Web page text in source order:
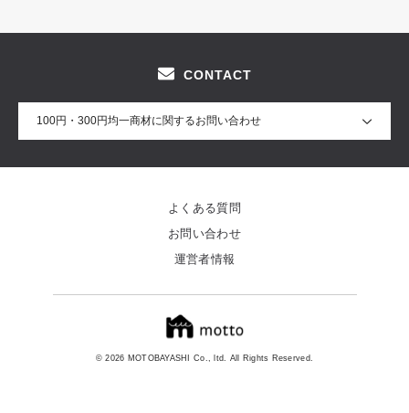
CONTACT
100円・300円均一商材に関するお問い合わせ
© 2026 MOTOBAYASHI Co., ltd. All Rights Reserved.
よくある質問
お問い合わせ
運営者情報